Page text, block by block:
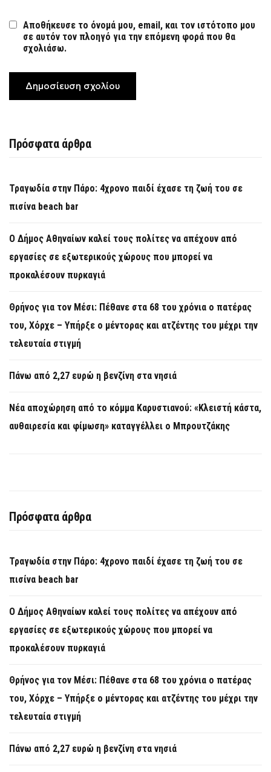
Αποθήκευσε το όνομά μου, email, και τον ιστότοπο μου
σε αυτόν τον πλοηγό για την επόμενη φορά που θα
σχολιάσω.
Πρόσφατα άρθρα
Τραγωδία στην Πάρο: 4χρονο παιδί έχασε τη ζωή του σε
πισίνα beach bar
Ο Δήμος Αθηναίων καλεί τους πολίτες να απέχουν από
εργασίες σε εξωτερικούς χώρους που μπορεί να
προκαλέσουν πυρκαγιά
Θρήνος για τον Μέσι: Πέθανε στα 68 του χρόνια ο πατέρας
του, Χόρχε – Υπήρξε ο μέντορας και ατζέντης του μέχρι την
τελευταία στιγμή
Πάνω από 2,27 ευρώ η βενζίνη στα νησιά
Νέα αποχώρηση από το κόμμα Καρυστιανού: «Κλειστή κάστα,
αυθαιρεσία και φίμωση» καταγγέλλει ο Μπρουτζάκης
Πρόσφατα άρθρα
Τραγωδία στην Πάρο: 4χρονο παιδί έχασε τη ζωή του σε
πισίνα beach bar
Ο Δήμος Αθηναίων καλεί τους πολίτες να απέχουν από
εργασίες σε εξωτερικούς χώρους που μπορεί να
προκαλέσουν πυρκαγιά
Θρήνος για τον Μέσι: Πέθανε στα 68 του χρόνια ο πατέρας
του, Χόρχε – Υπήρξε ο μέντορας και ατζέντης του μέχρι την
τελευταία στιγμή
Πάνω από 2,27 ευρώ η βενζίνη στα νησιά